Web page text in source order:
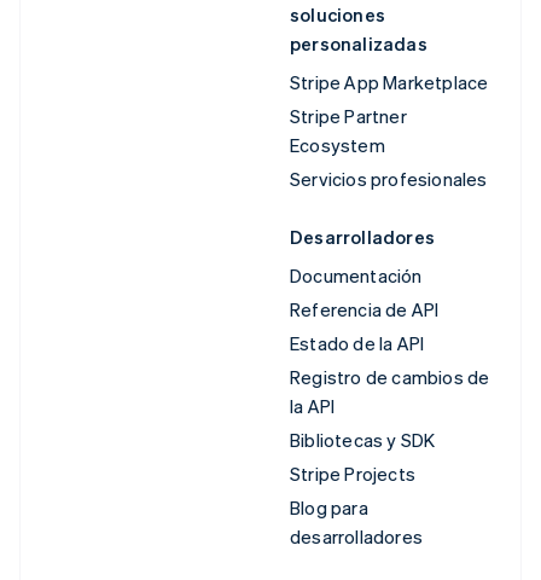
soluciones
personalizadas
Stripe App Marketplace
Stripe Partner
Ecosystem
Servicios profesionales
Desarrolladores
Documentación
Referencia de API
Estado de la API
Registro de cambios de
la API
Bibliotecas y SDK
Stripe Projects
Blog para
desarrolladores